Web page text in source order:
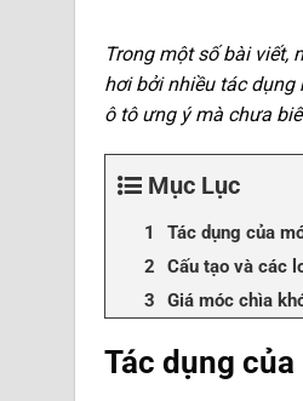
Trong một số bài viết,
hơi bởi nhiều tác
ô tô ưng ý mà chưa
Mục Lục
Tác dụng của
Cấu tạo và các
Giá móc chìa
Tác dụng